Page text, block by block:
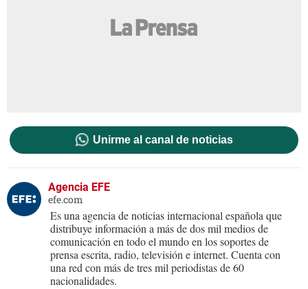
Unirme al canal de noticias
Agencia EFE
efe.com
Es una agencia de noticias internacional española que
distribuye información a más de dos mil medios de
comunicación en todo el mundo en los soportes de
prensa escrita, radio, televisión e internet. Cuenta con
una red con más de tres mil periodistas de 60
nacionalidades.